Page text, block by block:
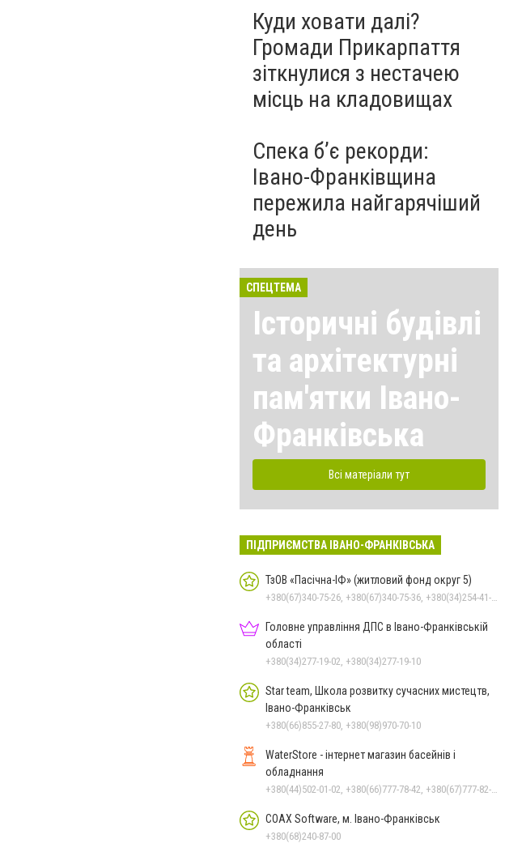
Куди ховати далі?
Громади Прикарпаття
зіткнулися з нестачею
місць на кладовищах
Спека б’є рекорди:
Івано-Франківщина
пережила найгарячіший
день
СПЕЦТЕМА
Історичні будівлі
та архітектурні
пам'ятки Івано-
Франківська
Всі матеріали тут
ПІДПРИЄМСТВА ІВАНО-ФРАНКІВСЬКА
ТзОВ «Пасічна-ІФ» (житловий фонд округ 5)
Головне управління ДПС в Івано-Франківській
області
+380(34)277-19-02, +380(34)277-19-10
Star team, Школа розвитку сучасних мистецтв,
Івано-Франківськ
+380(66)855-27-80, +380(98)970-70-10
WaterStore - інтернет магазин басейнів і
обладнання
COAX Software, м. Івано-Франківськ
+380(68)240-87-00